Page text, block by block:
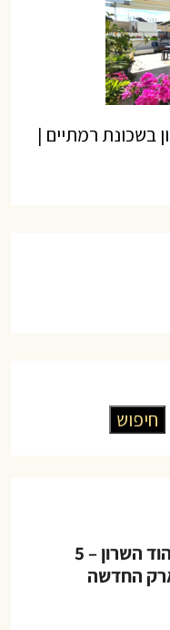
בשכונת רמתיים |
חיפוש
דירה למכירה בהוד השרון – 5
החדשה